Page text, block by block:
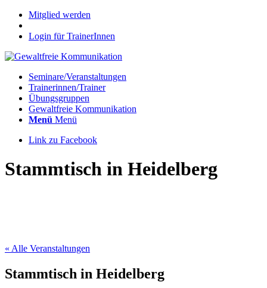
Mitglied werden
Login für TrainerInnen
Seminare/Veranstaltungen
Trainerinnen/Trainer
Übungsgruppen
Gewaltfreie Kommunikation
Menü Menü
Link zu Facebook
Stammtisch in Heidelberg
« Alle Veranstaltungen
Stammtisch in Heidelberg